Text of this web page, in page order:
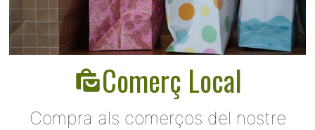
Comerç Local
Compra als comerços del nostre